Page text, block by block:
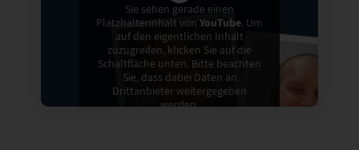
Sie sehen gerade einen
Platzhalterinhalt von YouTube. Um
auf den eigentlichen Inhalt
zuzugreifen, klicken Sie auf die
Schaltfläche unten. Bitte beachten
Sie, dass dabei Daten an
Drittanbieter weitergegeben
werden.